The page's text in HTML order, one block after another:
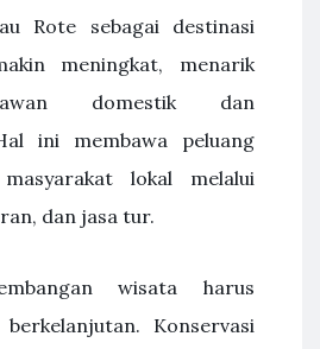
Rote sebagai destinasi
meningkat, menarik
domestik dan
ini membawa peluang
lokal melalui
dan jasa tur.
wisata harus
Konservasi